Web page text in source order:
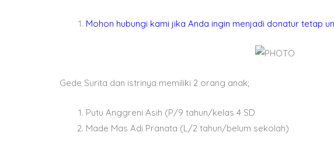
Mohon hubungi kami jika Anda ingin menjadi donatur tetap
Gede Surita dan istrinya memiliki 2 orang anak;
Putu Anggreni Asih (P/9 tahun/kelas 4 SD
Made Mas Adi Pranata (L/2 tahun/belum sekolah)